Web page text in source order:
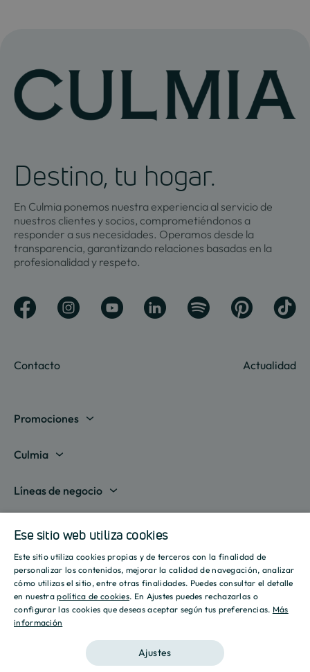
Destino, tu hogar.
En Culmia ponemos nuestra experiencia al servicio de
nuestros clientes y socios, comprometiéndonos a
responder a sus necesidades. Operamos desde la
transparencia, garantizando relaciones basadas en la
profesionalidad y respeto.
Contacto Actualidad
Promociones
Madrid
Valencia
Sevilla
Islas Baleares
Mostrar todas
Culmia
Sobre nosotros
Destino Culmia
Sala de prensa
Informes
Iniciativas
Culmia Challenges
Culmia Fest
Líneas de negocio
Vivienda Alquiler
Gestión de Suelo
Actualidad
Culmia es noticia
Tendencias
Estilo de vida
Sostenibilidad
Recursos
Guías
Calculadora Hipotecaria
Calculadora Energética
Política de privacidad Política de Cookies
SPANISH
ENGLISH
Ese sitio web utiliza cookies
Este sitio utiliza cookies propias y de terceros con la finalidad de
personalizar los contenidos, mejorar la calidad de navegación, analizar
cómo utilizas el sitio, entre otras finalidades. Puedes consultar el detalle
en nuestrapolítica de cookies. En Ajustes puedes rechazarlas o
configurar las cookies que deseas aceptar según tus preferencias. Más
información
Ajustes